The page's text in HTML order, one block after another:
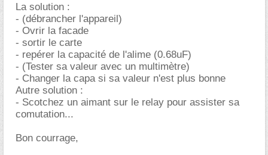
La solution :
- (débrancher l'appareil)
- Ovrir la facade
- sortir le carte
- repérer la capacité de l'alime (0.68uF)
- (Tester sa valeur avec un multimètre)
- Changer la capa si sa valeur n'est plus bonne
Autre solution :
- Scotchez un aimant sur le relay pour assister sa
comutation...
Bon courrage,